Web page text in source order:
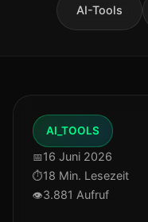
AI-Tools
AI_TOOLS
16 Juni 2026
18 Min. Lesezeit
3.881 Aufruf